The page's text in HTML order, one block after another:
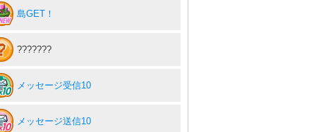
島GET！
???????
メッセージ受信10
メッセージ送信10